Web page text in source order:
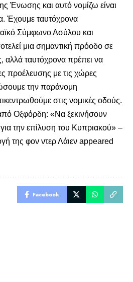
Ένωσης και αυτό νομίζω είναι
Έχουμε ταυτόχρονα
Σύμφωνο Ασύλου και
μια σημαντική πρόοδο σε
αλλά ταυτόχρονα πρέπει να
προέλευσης με τις χώρες
την παράνομη
στις νομικές οδούς.
Οξφόρδη: «Να ξεκινήσουν
την επίλυση του Κυπριακού» –
της φον ντερ Λάιεν appeared
Facebook